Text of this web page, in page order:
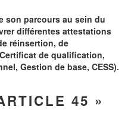
son parcours au sein du
différentes attestations
réinsertion, de
de qualification,
Gestion de base, CESS).
45 »